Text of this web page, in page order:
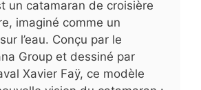
un catamaran de croisière
imaginé comme un
l’eau. Conçu par le
Group et dessiné par
Xavier Faÿ, ce modèle